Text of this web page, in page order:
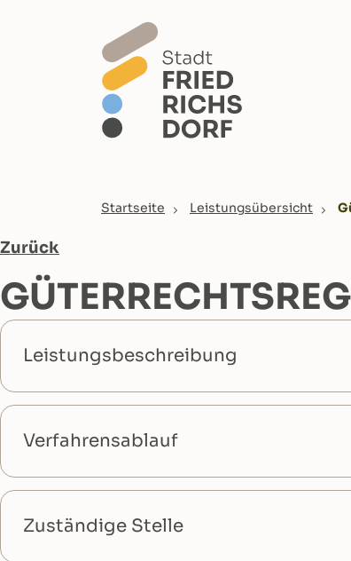
You are here:
Startseite Leistungsübersicht
Zurück
Leistungsbeschreibung
Verfahrensablauf
Zuständige Stelle